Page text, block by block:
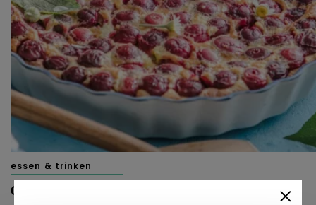
essen & trinken
Clafoutis mit Kirschen – ganz einfach!